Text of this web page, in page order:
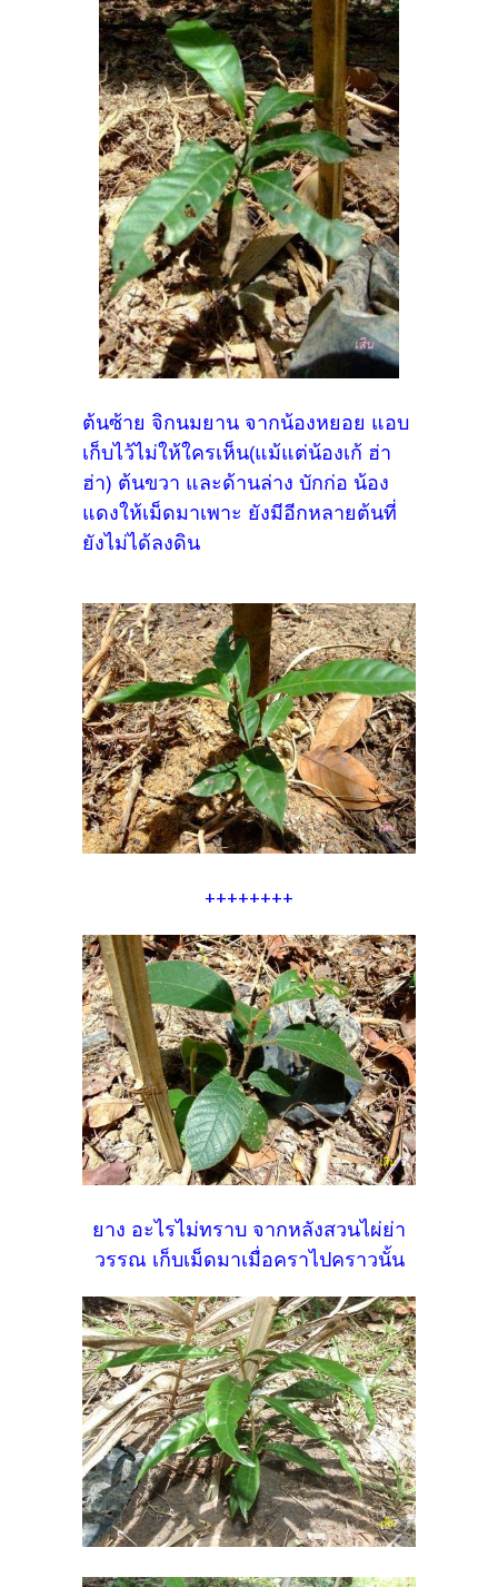
ต้นซ้าย จิกนมยาน จากน้องหยอย แอบ
เก็บไว้ไม่ให้ใครเห็น(แม้แต่น้องเก้ ฮ่า
ฮ่า) ต้นขวา และด้านล่าง บักก่อ น้อง
แดงให้เม็ดมาเพาะ ยังมีอีกหลายต้นที่
ยังไม่ได้ลงดิน
++++++++
ยาง อะไรไม่ทราบ จากหลังสวนไผ่ย่า
วรรณ เก็บเม็ดมาเมื่อคราไปคราวนั้น